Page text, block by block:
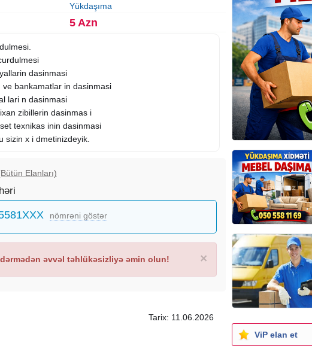
Yükdaşıma
5 Azn
dasinmasi
ve bankamatlar in dasinmasi
lari n dasinmasi
zibillerin dasinmas i
texnikas inin dasinmasi
sizin x i dmetinizdeyik.
Elanları)
nömrəni göstər
×
əvvəl təhlükəsizliyə əmin olun!
Tarix: 11.06.2026
ViP elan et